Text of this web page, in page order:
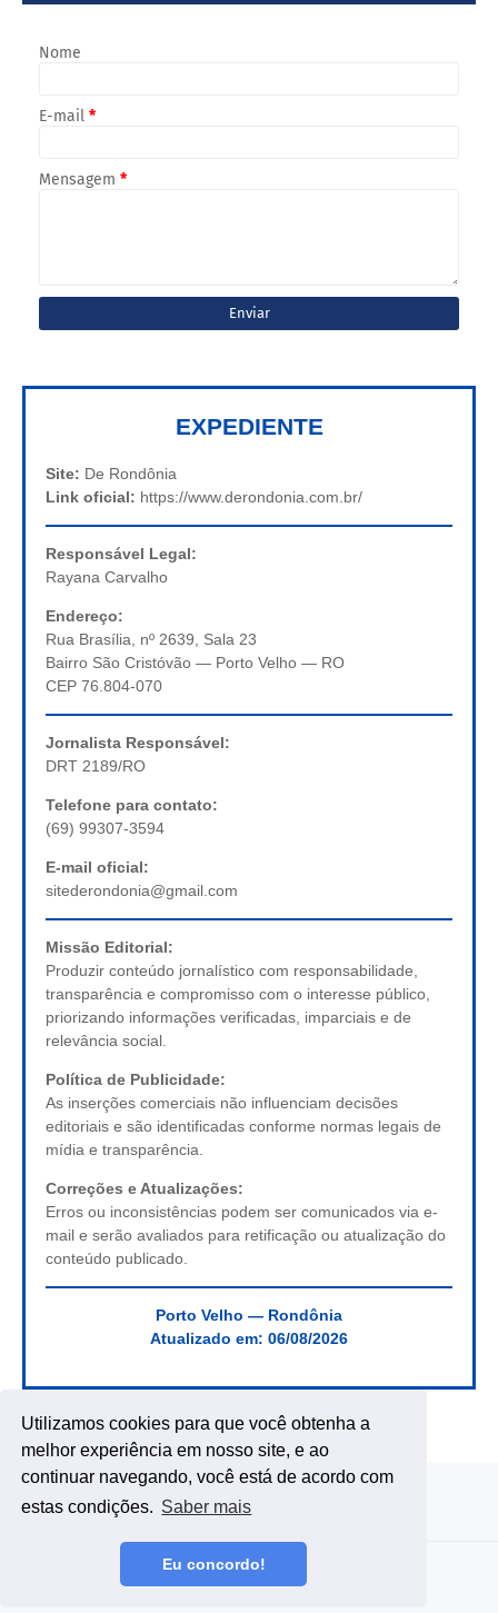
Utilizamos cookies para que você obtenha a
melhor experiência em nosso site, e ao
continuar navegando, você está de acordo com
estas condições. Saber mais
Eu concordo!
Nome
E-mail *
Mensagem *
EXPEDIENTE
Site: De Rondônia
Link oficial: https://www.derondonia.com.br/
Responsável Legal:
Rayana Carvalho
Endereço:
Rua Brasília, nº 2639, Sala 23
Bairro São Cristóvão — Porto Velho — RO
CEP 76.804-070
Jornalista Responsável:
DRT 2189/RO
Telefone para contato:
(69) 99307-3594
E-mail oficial:
sitederondonia@gmail.com
Missão Editorial:
Produzir conteúdo jornalístico com responsabilidade,
transparência e compromisso com o interesse público,
priorizando informações verificadas, imparciais e de
relevância social.
Política de Publicidade:
As inserções comerciais não influenciam decisões
editoriais e são identificadas conforme normas legais de
mídia e transparência.
Correções e Atualizações:
Erros ou inconsistências podem ser comunicados via e-
mail e serão avaliados para retificação ou atualização do
conteúdo publicado.
Porto Velho — Rondônia
Atualizado em: 06/08/2026
Copyright ©2026DE RONDÔNIA